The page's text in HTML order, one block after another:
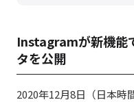
Instagramが新機能
タを公開
2020年12月8日（日本